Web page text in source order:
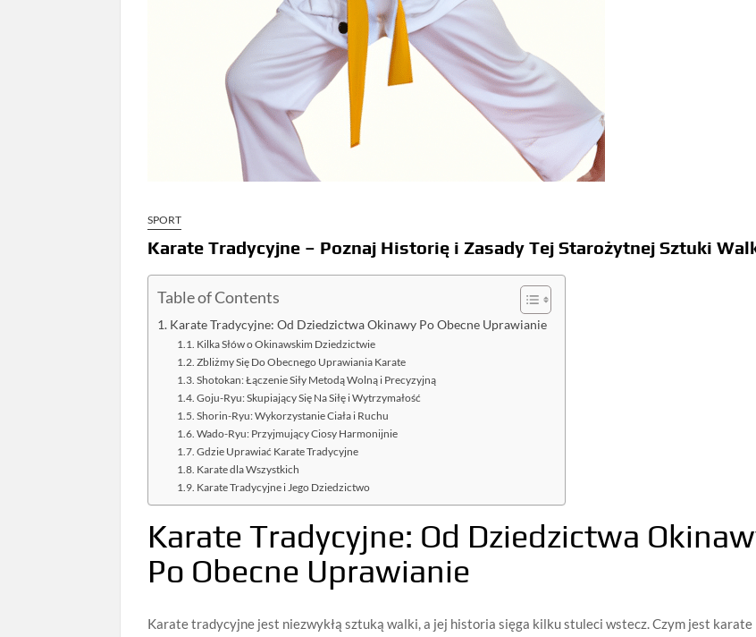
SPORT
Karate Tradycyjne – Poznaj Historię i Zasady Tej Starożytnej Sztuki
Table of Contents
Karate Tradycyjne: Od Dziedzictwa Okinawy Po Obecne Uprawianie
Kilka Słów o Okinawskim Dziedzictwie
Zbliżmy Się Do Obecnego Uprawiania Karate
Shotokan: Łączenie Siły Metodą Wolną i Precyzyjną
Goju-Ryu: Skupiający Się Na Siłę i Wytrzymałość
Shorin-Ryu: Wykorzystanie Ciała i Ruchu
Wado-Ryu: Przyjmujący Ciosy Harmonijnie
Gdzie Uprawiać Karate Tradycyjne
Karate dla Wszystkich
Karate Tradycyjne i Jego Dziedzictwo
Karate Tradycyjne: Od Dziedzictwa
Po Obecne Uprawianie
Karate tradycyjne jest niezwykłą sztuką walki, a jej historia sięga kilku stuleci wstecz. Czym jest karate